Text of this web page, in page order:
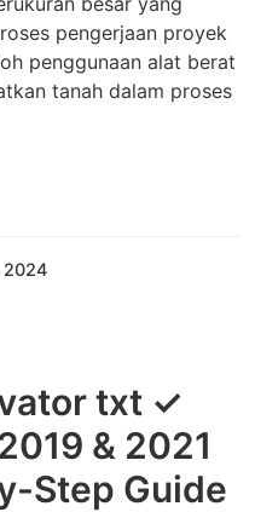
pengerjaan proyek
penggunaan alat berat
tanah dalam proses
2024
txt ✓
& 2021
Step Guide